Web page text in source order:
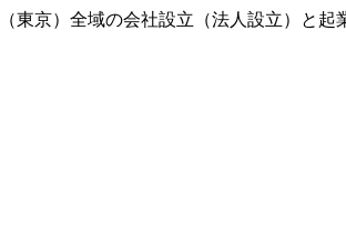
京）全域の会社設立（法人設立）と